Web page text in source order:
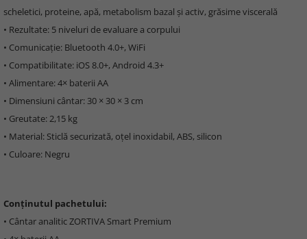
scheletici, proteine, apă, metabolism bazal și activ, grăsime viscerală
• Rezultate: 5 niveluri de evaluare a corpului
• Comunicație: Bluetooth 4.0+, WiFi
• Compatibilitate: iOS 8.0+, Android 4.3+
• Alimentare: 4× baterii AA
• Dimensiuni cântar: 30 × 30 × 3 cm
• Greutate: 2,15 kg
• Material: Sticlă securizată, oțel inoxidabil, ABS, silicon
• Culoare: Negru
Conținutul pachetului:
• Cântar analitic ZORTIVA Smart Premium